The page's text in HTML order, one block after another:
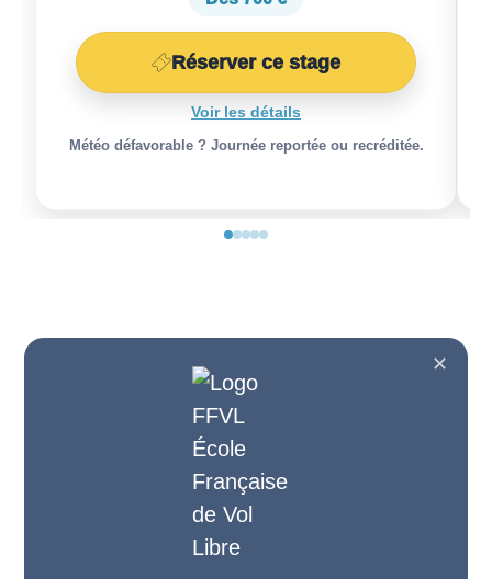
Réserver ce stage
Voir les détails
Météo défavorable ? Journée reportée ou recréditée.
✕